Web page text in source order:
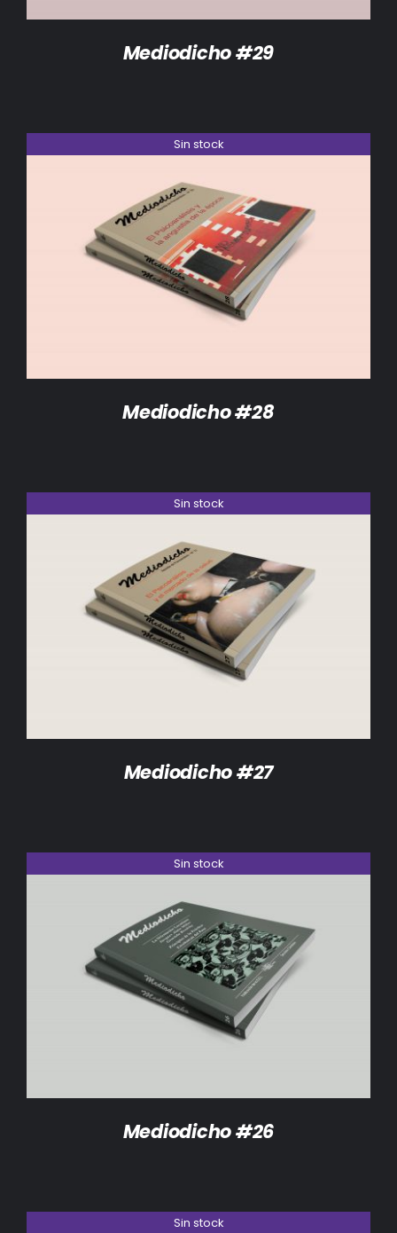
Mediodicho #29
Sin stock
DETALLES
Mediodicho #28
Sin stock
DETALLES
Mediodicho #27
Sin stock
DETALLES
Mediodicho #26
Sin stock